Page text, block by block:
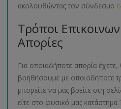
ακολουθώντας τον σύνδεσμο
Τρόποι
Απορίες
Για οποιαδήποτε απορία
βοηθήσουμε με οποιοδήποτε
μπορείτε να μας βρείτε στη
είτε στο φυσικό μας